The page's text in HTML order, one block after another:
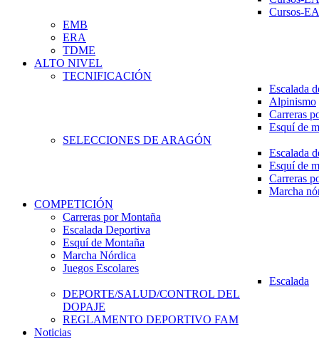
Cursos-
EMB
ERA
TDME
ALTO NIVEL
TECNIFICACIÓN
Escalada
Alpinismo
Carreras
Esquí de
SELECCIONES DE ARAGÓN
Escalada
Esquí de
Carreras
Marcha
COMPETICIÓN
Carreras por Montaña
Escalada Deportiva
Esquí de Montaña
Marcha Nórdica
Juegos Escolares
Escalada
DEPORTE/SALUD/CONTROL DEL
DOPAJE
REGLAMENTO DEPORTIVO FAM
Noticias